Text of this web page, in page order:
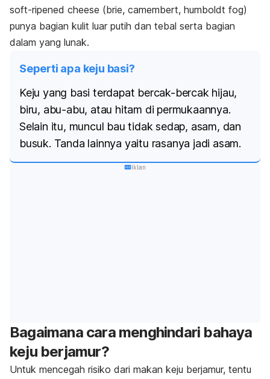
soft-ripened cheese (brie, camembert, humboldt fog)
punya bagian kulit luar putih dan tebal serta bagian
dalam yang lunak.
Seperti apa keju basi?
Keju yang basi terdapat bercak-bercak hijau,
biru, abu-abu, atau hitam di permukaannya.
Selain itu, muncul bau tidak sedap, asam, dan
busuk. Tanda lainnya yaitu rasanya jadi asam.
Iklan
Bagaimana cara menghindari bahaya
keju berjamur?
Untuk mencegah risiko dari makan keju berjamur, tentu